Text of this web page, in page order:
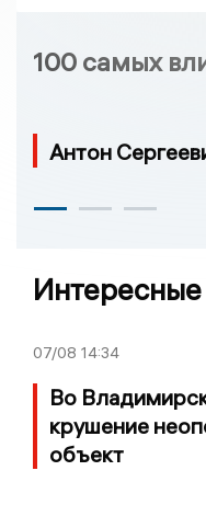
100 самых
Антон
07/08 14:34
Во
крушение
объект